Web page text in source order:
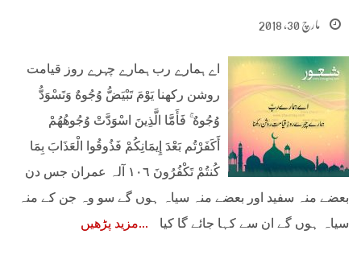
مارچ 30, 2018
اے ہمارے رب ہمارے چہرے روز قیامت
روشن رکھنا يَوْمَ تَبْيَضُّ وُجُوهٌ وَتَسْوَدُّ
وُجُوهٌ ۚ فَأَمَّا الَّذِينَ اسْوَدَّتْ وُجُوهُهُمْ
أَكَفَرْتُم بَعْدَ إِيمَانِكُمْ فَذُوقُوا الْعَذَابَ بِمَا
كُنتُمْ تَكْفُرُونَ ١٠٦ آلہ عمران جس دن
بعضے منہ سفید اور بعضے منہ سیاہ ہوں گے سو وہ جن کے منہ
سیاہ ہوں گے ان سے کہا جائے گا کیا
مزید پڑھیں